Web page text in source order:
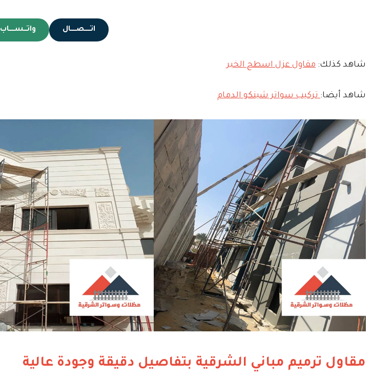
اتـــــصـــــال واتـــســـــاب
شاهد كذلك: مقاول عزل اسطح الخبر
شاهد أيضا:تركيب سواتر شينكو الدمام
مقاول ترميم مباني الشرقية بتفاصيل دقيقة وجودة عالية